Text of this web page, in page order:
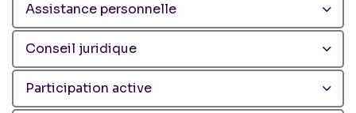
Assistance personnelle
Conseil juridique
Participation active